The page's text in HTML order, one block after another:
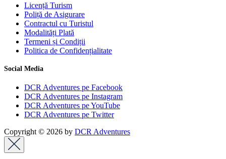
Licență Turism
Poliță de Asigurare
Contractul cu Turistul
Modalități Plată
Termeni și Condiții
Politica de Confidențialitate
Social Media
DCR Adventures pe Facebook
DCR Adventures pe Instagram
DCR Adventures pe YouTube
DCR Adventures pe Twitter
Copyright © 2026 by DCR Adventures